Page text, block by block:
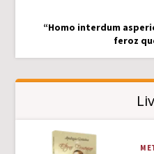
“Homo interdum
feroz